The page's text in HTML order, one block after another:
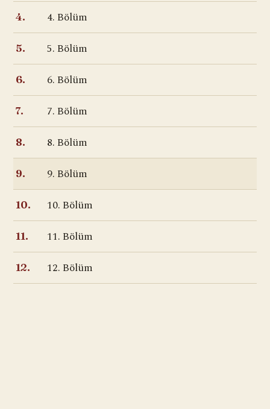
4. 4. Bölüm
5. 5. Bölüm
6. 6. Bölüm
7. 7. Bölüm
8. 8. Bölüm
9. 9. Bölüm
10. 10. Bölüm
11. 11. Bölüm
12. 12. Bölüm